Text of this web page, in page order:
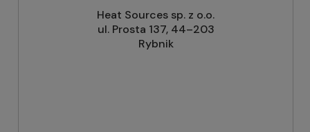
Heat Sources sp. z o.o.
ul. Prosta 137, 44–203
Rybnik